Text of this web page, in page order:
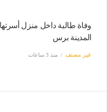
وفاة طالبة داخل منزل
المدينة برس
غير مصنف منذ 3 ساعات